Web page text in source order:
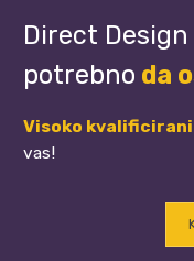
Direct Design
potrebno da
Visoko
vas!